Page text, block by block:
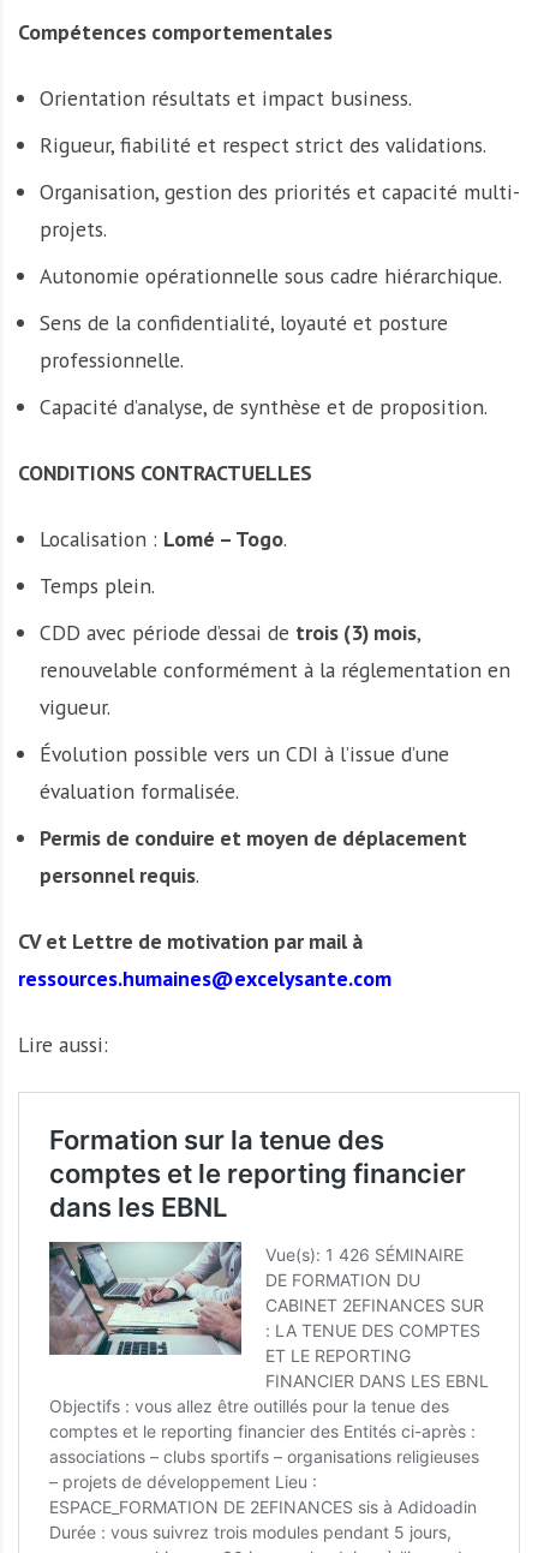
Compétences comportementales
Orientation résultats et impact business.
Rigueur, fiabilité et respect strict des validations.
Organisation, gestion des priorités et capacité multi-
projets.
Autonomie opérationnelle sous cadre hiérarchique.
Sens de la confidentialité, loyauté et posture
professionnelle.
Capacité d’analyse, de synthèse et de proposition.
CONDITIONS CONTRACTUELLES
Localisation : Lomé – Togo.
Temps plein.
CDD avec période d’essai de trois (3) mois,
renouvelable conformément à la réglementation en
vigueur.
Évolution possible vers un CDI à l’issue d’une
évaluation formalisée.
Permis de conduire et moyen de déplacement
personnel requis.
CV et Lettre de motivation par mail à
ressources.humaines@excelysante.com
Lire aussi: